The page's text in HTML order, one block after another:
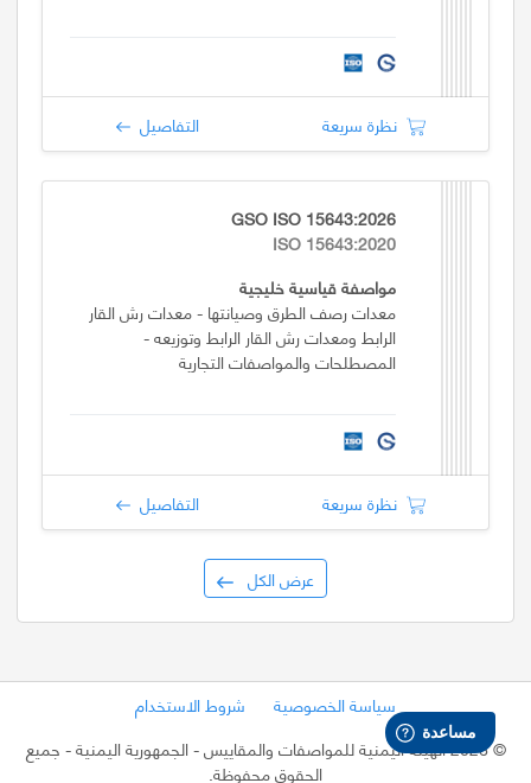
نظرة سريعة التفاصيل
GSO ISO 15643:2026
ISO 15643:2020
مواصفة قياسية خليجية
معدات رصف الطرق وصيانتها - معدات رش القار
الرابط ومعدات رش القار الرابط وتوزيعه -
المصطلحات والمواصفات التجارية
نظرة سريعة التفاصيل
عرض الكل
سياسة الخصوصية
شروط الاستخدام
©2026 الهيئة اليمنية للمواصفات والمقاييس - الجمهورية اليمنية
- جميع
الحقوق محفوظة.